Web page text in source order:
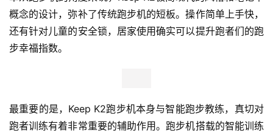
概念的设计，弥补了传统跑步机的短板。操作简单上手快，
还有针对儿童的安全锁，居家使用确实可以提升跑者们的跑
步幸福指数。
最重要的是，Keep K2跑步机本身与智能跑步教练，真切对
跑者训练有着非常重要的辅助作用。跑步机搭载的智能训练